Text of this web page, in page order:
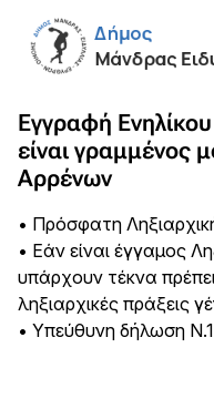
Εγγραφή
είναι γραμμένος
Αρρένων
• Πρόσφατη
• Εάν είναι έγγαμος
υπάρχουν τέκνα
ληξιαρχικές πράξεις
• Υπεύθυνη δήλωση